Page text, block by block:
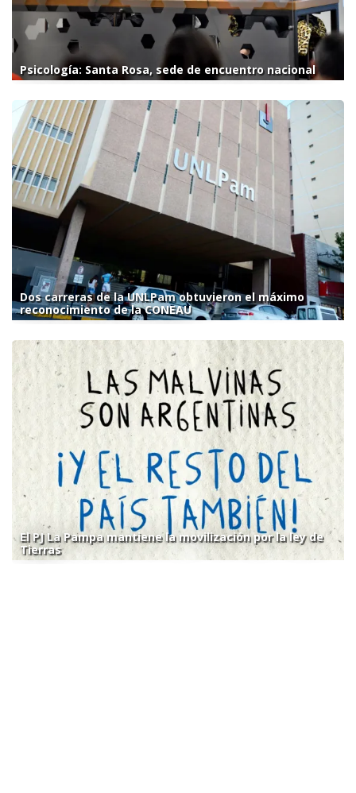
Psicología: Santa Rosa, sede de encuentro nacional
Dos carreras de la UNLPam obtuvieron el máximo
reconocimiento de la CONEAU
El PJ La Pampa mantiene la movilización por la ley de
Tierras